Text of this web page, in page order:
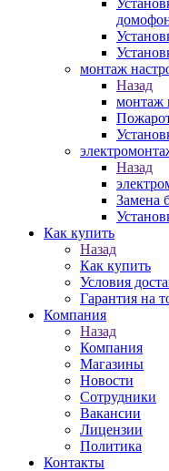
монтаж
Назад
монтаж
Назад
Замена
Как купить
Назад
Как купить
Условия
Гарантия на
Компания
Назад
Компания
Магазины
Новости
Сотрудники
Вакансии
Лицензии
Политика
Контакты